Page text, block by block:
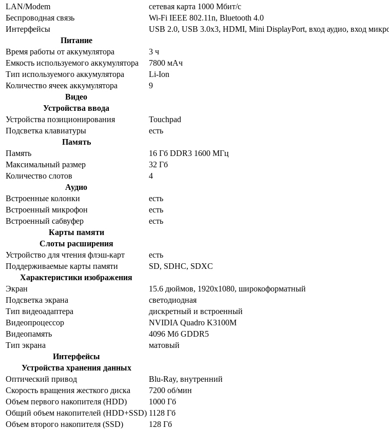
LAN/Modem
сетевая карта 1000 Мбит/c
Беспроводная связь
Wi-Fi IEEE 802.11n, Bluetooth 4.0
Интерфейсы
USB 2.0, USB 3.0x3, HDMI, Mini DisplayPort, вход аудио, вход
Питание
Время работы от аккумулятора
3 ч
Емкость используемого аккумулятора
7800 мАч
Тип используемого аккумулятора
Li-Ion
Количество ячеек аккумулятора
9
Видео
Устройства ввода
Устройства позиционирования
Touchpad
Подсветка клавиатуры
есть
Память
Память
16 Гб DDR3 1600 МГц
Максимальный размер
32 Гб
Количество слотов
4
Аудио
Встроенные колонки
есть
Встроенный микрофон
есть
Встроенный сабвуфер
есть
Карты памяти
Слоты расширения
Устройство для чтения флэш-карт
есть
Поддерживаемые карты памяти
SD, SDHC, SDXC
Характеристики изображения
Экран
15.6 дюймов, 1920x1080, широкоформатный
Подсветка экрана
светодиодная
Тип видеоадаптера
дискретный и встроенный
Видеопроцессор
NVIDIA Quadro K3100M
Видеопамять
4096 Мб GDDR5
Тип экрана
матовый
Интерфейсы
Устройства хранения данных
Оптический привод
Blu-Ray, внутренний
Скорость вращения жесткого диска
7200 об/мин
Объем первого накопителя (HDD)
1000 Гб
Общий объем накопителей (HDD+SSD) 1128 Гб
Объем второго накопителя (SSD)
128 Гб